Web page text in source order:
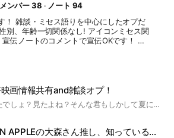
メンバー 38
ノート 94
！ 雑談・ミセス語りを中心にしたオプだ
伝ノートのコメントで宣伝OKです！ 大
画情報共有and雑談オプ！
そこの君見たでしょ？見たよね？そんな君もしかして夏に開催されるバベルの塔の映画行くんじゃないの？そういう時のために今から情報共有とか仲良くなってみない？#Mrs. GREEN APPLE#バベルの塔
Mrs. GREEN APPLEの大森さん推し、知っている方集まれー！！